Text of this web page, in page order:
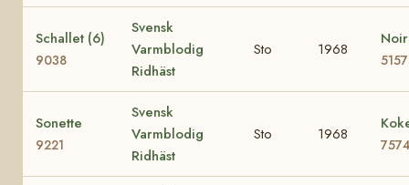
Schallet (6)
9038
Svensk
Varmblodig
Ridhäst
Sto 1968
5157
Sonette
9221
Svensk
Varmblodig
Ridhäst
Sto 1968